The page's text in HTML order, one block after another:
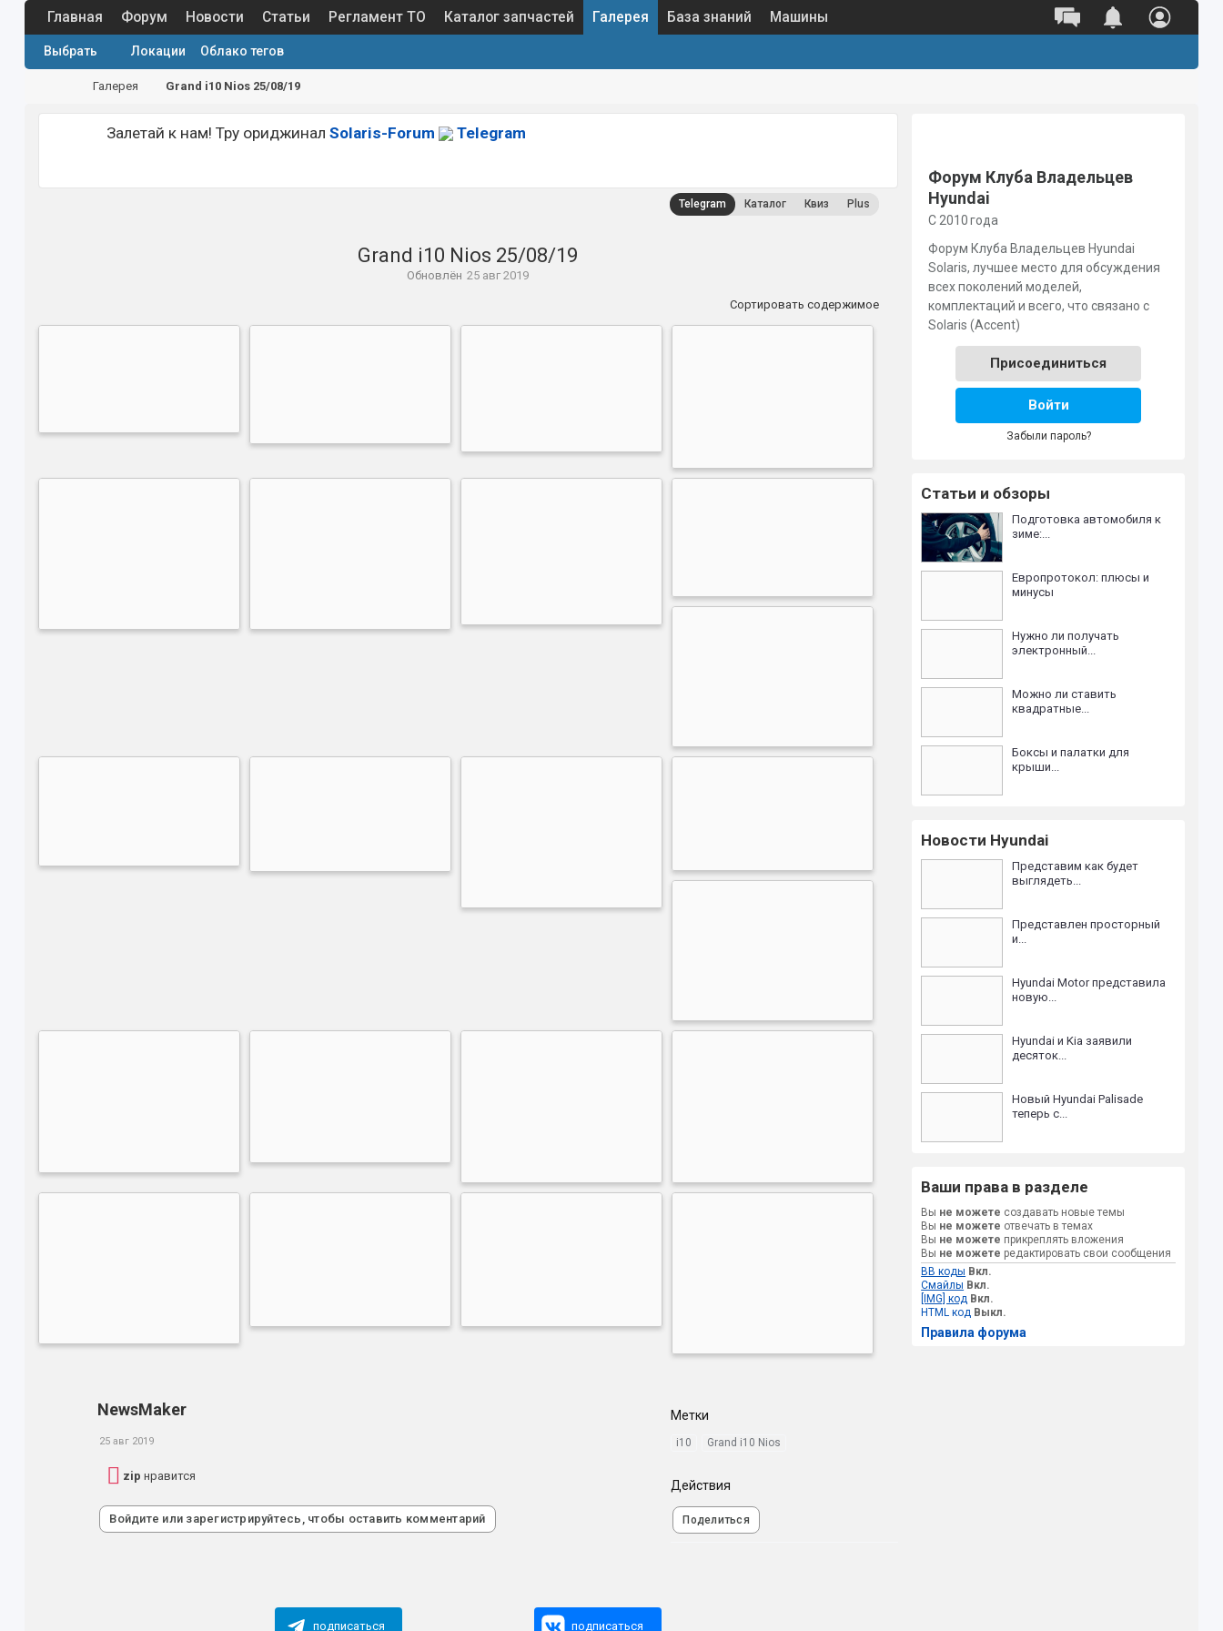
Главная Форум Новости Статьи Регламент ТО Каталог запчастей Галерея
Выбрать Локации Облако тегов
База знаний Машины
Галерея Grand i10 Nios 25/08/19
Залетай к нам! Тру ориджинал Solaris-Forum Telegram
Telegram Каталог Квиз Plus
Grand i10 Nios 25/08/19
Обновлён 25 авг 2019
Сортировать содержимое
NewsMaker
25 авг 2019
zip нравится
Войдите или зарегистрируйтесь, чтобы оставить комментарий
Метки
i10 Grand i10 Nios
Действия
Поделиться
подписаться подписаться
Форум Клуба Владельцев
Hyundai
С 2010 года
Форум Клуба Владельцев Hyundai
Solaris, лучшее место для обсуждения
всех поколений моделей,
комплектаций и всего, что связано с
Solaris (Accent)
Присоединиться
Войти
Забыли пароль?
Статьи и обзоры
Подготовка автомобиля к
зиме:...
Европротокол: плюсы и
минусы
Нужно ли получать
электронный...
Можно ли ставить
квадратные...
Боксы и палатки для
крыши...
Новости Hyundai
Представим как будет
выглядеть...
Представлен просторный
и...
Hyundai Motor представила
новую...
Hyundai и Kia заявили
десяток...
Новый Hyundai Palisade
теперь с...
Ваши права в разделе
Вы не можете создавать новые темы
Вы не можете отвечать в темах
Вы не можете прикреплять вложения
Вы не можете редактировать свои сообщения
BB коды Вкл.
Смайлы Вкл.
[IMG] код Вкл.
HTML код Выкл.
Правила форума